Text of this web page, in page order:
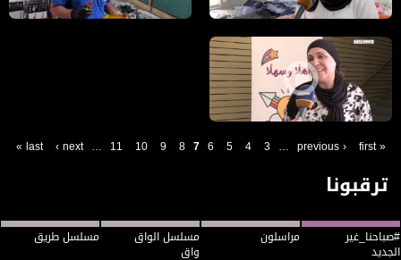
مراسلون مساواة : مع افتتاح العام الدراسي: يوم تحضيري للمربيات لعام
Private video
« first
‹ previous
…
3
4
5
6
7
8
9
10
11
…
next ›
last »
ترقبونا
#صباحنا_غير
الجديد
مراسلون مسلسل الواق
واق
مسلسل طريق